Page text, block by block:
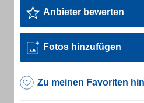
Anbieter bewerten
Fotos hinzufügen
Zu meinen Favoriten